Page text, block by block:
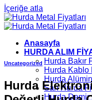
İçeriğe atla
Anasayfa
HURDA ALIM
Hurda Bakır
Hurda Kablo
Hurda
Sarı Hurda
Hurda Demir
Uncategorized
Hurda